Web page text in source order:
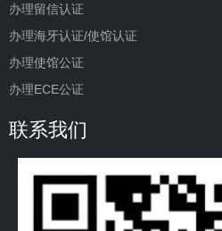
办理留信认证
办理海牙认证/使馆认证
办理使馆公证
办理ECE公证
联系我们